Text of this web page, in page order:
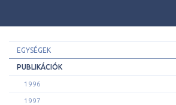
EGYSÉGEK
PUBLIKÁCIÓK
1996
1997